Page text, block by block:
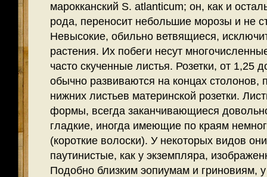
марокканский S. atlanticum; он, как и
рода, переносит небольшие морозы и не
Невысокие, обильно ветвящиеся,
растения. Их побеги несут
часто скученные листья. Розетки, от 1,25
обычно развиваются на концах столонов,
нижних листьев материнской розетки.
формы, всегда заканчивающиеся
гладкие, иногда имеющие по краям
(короткие волоски). У неко­торых видов
паутинистые, как у экземпляра,
Подобно близким эопиумам и гриновиям,